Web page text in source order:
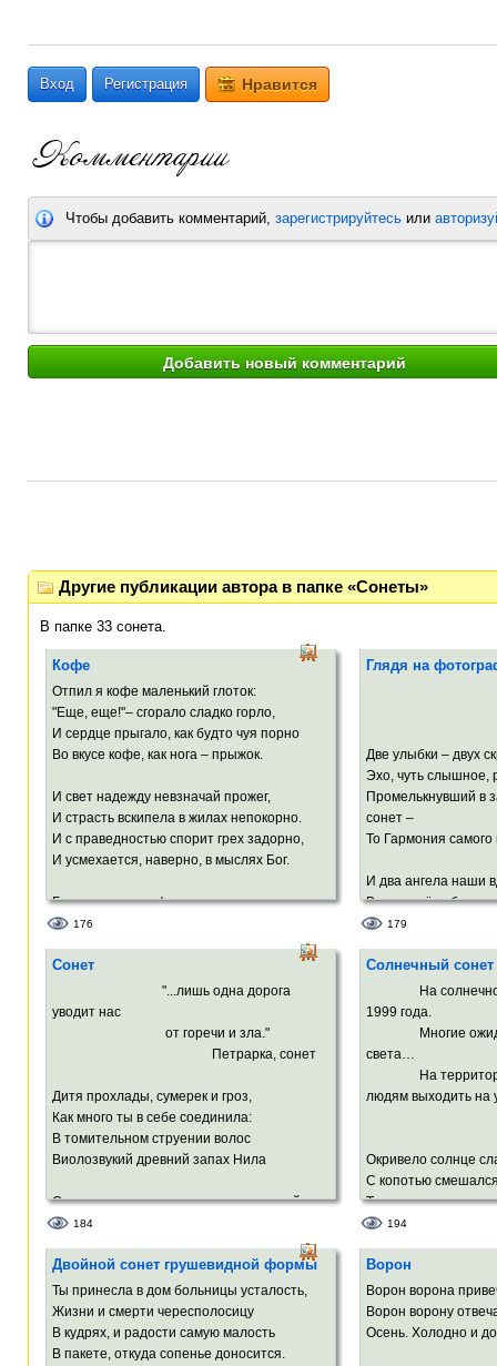
Вход Регистрация Нравится
Чтобы добавить комментарий, зарегистрируйтесь или
Другие публикации автора в папке «Сонеты»
В папке 33 сонета.
Кофе
Отпил я кофе маленький глоток:
"Еще, еще!"– сгорало сладко горло,
И сердце прыгало, как будто чуя порно
Во вкусе кофе, как нога – прыжок.
И свет надежду невзначай прожег,
И страсть вскипела в жилах непокорно.
И с праведностью спорит грех задорно,
И усмехается, наверно, в мыслях Бог.
Быть может, в кофе растворились власть
И одиночество, и пузырёчки смеха,
Уверенность, что попадаешь в масть.
И в вечность хочется, оскалившись,
Как в колесо сверкающая спица.
176
Глядя на
Две улыбки – двух
Эхо, чуть слышное,
Промелькнувший в
сонет –
То Гармония
И два ангела наши
В переплёте
И спустя много лет
И они нарисуют
В середине
Посреди
И другие законы
И забудут народы
179
Сонет
"...лишь одна дорога
уводит нас
от горечи и зла."
Петрарка, сонет
Дитя прохлады, сумерек и гроз,
Как много ты в себе соединила:
В томительном струении волос
Виолозвукий древний запах Нила
Смешался с космоса неведомою силой;
Миниатюрной арфой тонкий нос
Зубов сверкают влагой белых роз.
Порывисто и по-девичьи мило
Ты иногда сбивалась и фолила,
А твой изящной формы силуэт
184
Солнечный сонет
На солнечное
1999 года.
Многие
света…
На
людям выходить на
Окривело солнце
С копотью
Тень
И родился этот
Охлос глупый
Давится в азарте,
Солнца шарик
сажей,
194
Двойной сонет грушевидной формы
Ты принесла в дом больницы усталость,
Жизни и смерти чересполосицу
В кудрях, и радости самую малость
В пакете, откуда сопенье доносится.
Ворон
Ворон ворона
Ворон ворону
Осень. Холодно и